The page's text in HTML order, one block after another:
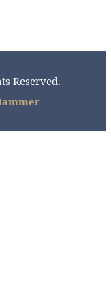
Reserved.